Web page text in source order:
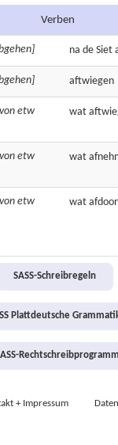
Verben
na de Siet
aftwiegen
etw
wat
etw
wat
etw
wat
SASS-Schreibregeln
Plattdeutsche
Rechtschreibprogramm
+ Impressum